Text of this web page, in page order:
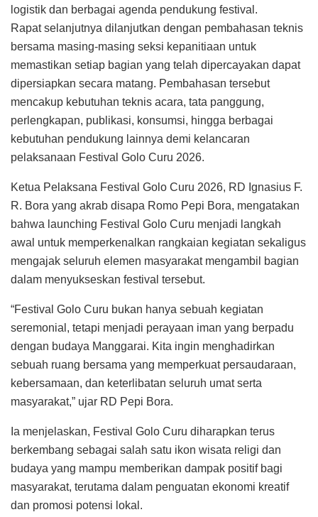
logistik dan berbagai agenda pendukung festival.
Rapat selanjutnya dilanjutkan dengan pembahasan teknis
bersama masing-masing seksi kepanitiaan untuk
memastikan setiap bagian yang telah dipercayakan dapat
dipersiapkan secara matang. Pembahasan tersebut
mencakup kebutuhan teknis acara, tata panggung,
perlengkapan, publikasi, konsumsi, hingga berbagai
kebutuhan pendukung lainnya demi kelancaran
pelaksanaan Festival Golo Curu 2026.
Ketua Pelaksana Festival Golo Curu 2026, RD Ignasius F.
R. Bora yang akrab disapa Romo Pepi Bora, mengatakan
bahwa launching Festival Golo Curu menjadi langkah
awal untuk memperkenalkan rangkaian kegiatan sekaligus
mengajak seluruh elemen masyarakat mengambil bagian
dalam menyukseskan festival tersebut.
“Festival Golo Curu bukan hanya sebuah kegiatan
seremonial, tetapi menjadi perayaan iman yang berpadu
dengan budaya Manggarai. Kita ingin menghadirkan
sebuah ruang bersama yang memperkuat persaudaraan,
kebersamaan, dan keterlibatan seluruh umat serta
masyarakat,” ujar RD Pepi Bora.
Ia menjelaskan, Festival Golo Curu diharapkan terus
berkembang sebagai salah satu ikon wisata religi dan
budaya yang mampu memberikan dampak positif bagi
masyarakat, terutama dalam penguatan ekonomi kreatif
dan promosi potensi lokal.